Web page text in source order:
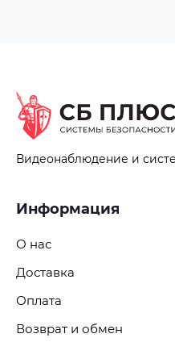
Видеонаблюдение и
Информация
О нас
Доставка
Оплата
Возврат и обмен